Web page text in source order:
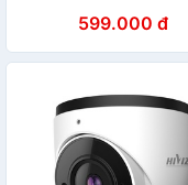
599.000 đ